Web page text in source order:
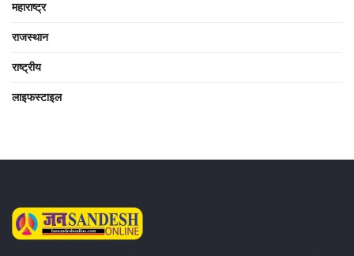
महाराष्ट्र
राजस्थान
राष्ट्रीय
लाइफस्टाइल